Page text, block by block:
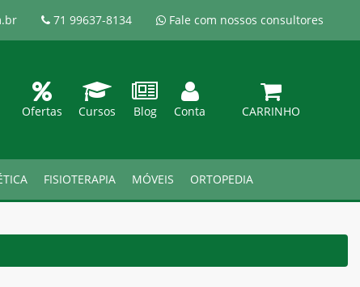
71 99637-8134 Fale com nossos consultores
Ofertas Cursos Blog Conta CARRINHO
FISIOTERAPIA MÓVEIS ORTOPEDIA